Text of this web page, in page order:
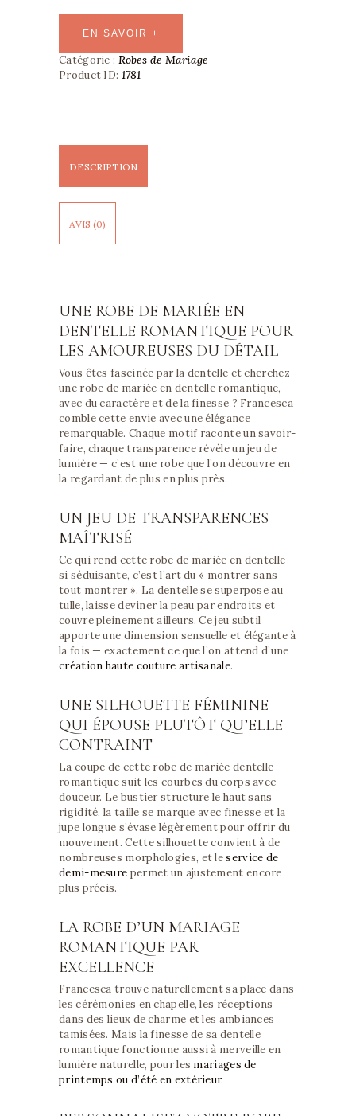
Dentelle
Romantique
EN SAVOIR +
Catégorie : Robes de Mariage
Product ID: 1781
DESCRIPTION
AVIS (0)
UNE ROBE DE MARIÉE EN
DENTELLE ROMANTIQUE POUR
LES AMOUREUSES DU DÉTAIL
Vous êtes fascinée par la dentelle et cherchez
une robe de mariée en dentelle romantique,
avec du caractère et de la finesse ? Francesca
comble cette envie avec une élégance
remarquable. Chaque motif raconte un savoir-
faire, chaque transparence révèle un jeu de
lumière — c’est une robe que l’on découvre en
la regardant de plus en plus près.
UN JEU DE TRANSPARENCES
MAÎTRISÉ
Ce qui rend cette robe de mariée en dentelle
si séduisante, c’est l’art du « montrer sans
tout montrer ». La dentelle se superpose au
tulle, laisse deviner la peau par endroits et
couvre pleinement ailleurs. Ce jeu subtil
apporte une dimension sensuelle et élégante à
la fois — exactement ce que l’on attend d’une
création haute couture artisanale.
UNE SILHOUETTE FÉMININE
QUI ÉPOUSE PLUTÔT QU’ELLE
CONTRAINT
La coupe de cette robe de mariée dentelle
romantique suit les courbes du corps avec
douceur. Le bustier structure le haut sans
rigidité, la taille se marque avec finesse et la
jupe longue s’évase légèrement pour offrir du
mouvement. Cette silhouette convient à de
nombreuses morphologies, et leservice de
demi-mesure permet un ajustement encore
plus précis.
LA ROBE D’UN MARIAGE
ROMANTIQUE PAR
EXCELLENCE
Francesca trouve naturellement sa place dans
les cérémonies en chapelle, les réceptions
dans des lieux de charme et les ambiances
tamisées. Mais la finesse de sa dentelle
romantique fonctionne aussi à merveille en
lumière naturelle, pour les mariages de
printemps ou d’été en extérieur.